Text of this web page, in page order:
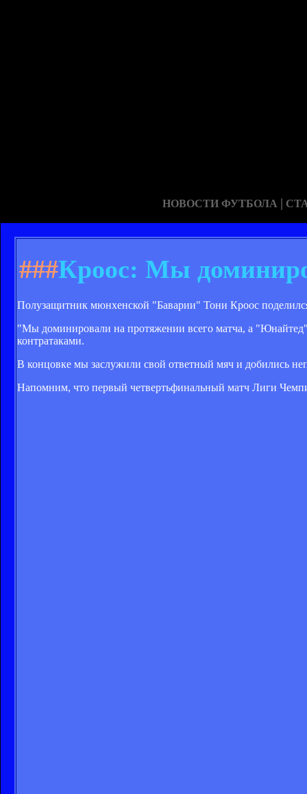
НОВОСТИ ФУТБОЛА |
###Кроос: Мы
Полузащитник мюнхенской "Баварии" Тони Кроос
"Мы доминировали на протяжении всего матча, а "Юнайтед"
контратаками.
В концовке мы заслужили свой ответный мяч и добились
Напомним, что первый четвертьфинальный матч Лиги